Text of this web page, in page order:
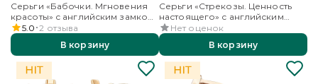
Серьги «Бабочки. Мгновения
красоты» с английским замком
из комбинированного золота
с бриллиантами
5.0 2 отзыва
В корзину
Серьги «Стрекозы. Ценность
настоящего» с английским
замком из комбинированного
золота с бриллиантами
Нет оценок
В корзину